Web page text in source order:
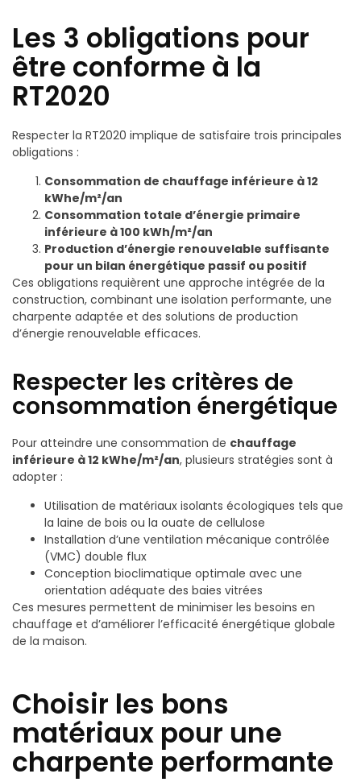
Les 3 obligations pour
être conforme à la
RT2020
Respecter la RT2020 implique de satisfaire trois principales
obligations :
Consommation de chauffage inférieure à 12
kWhe/m²/an
Consommation totale d’énergie primaire
inférieure à 100 kWh/m²/an
Production d’énergie renouvelable suffisante
pour un bilan énergétique passif ou positif
Ces obligations requièrent une approche intégrée de la
construction, combinant une isolation performante, une
charpente adaptée et des solutions de production
d’énergie renouvelable efficaces.
Respecter les critères de
consommation énergétique
Pour atteindre une consommation de chauffage
inférieure à 12 kWhe/m²/an, plusieurs stratégies sont à
adopter :
Utilisation de matériaux isolants écologiques tels que
la laine de bois ou la ouate de cellulose
Installation d’une ventilation mécanique contrôlée
(VMC) double flux
Conception bioclimatique optimale avec une
orientation adéquate des baies vitrées
Ces mesures permettent de minimiser les besoins en
chauffage et d’améliorer l’efficacité énergétique globale
de la maison.
Choisir les bons
matériaux pour une
charpente performante